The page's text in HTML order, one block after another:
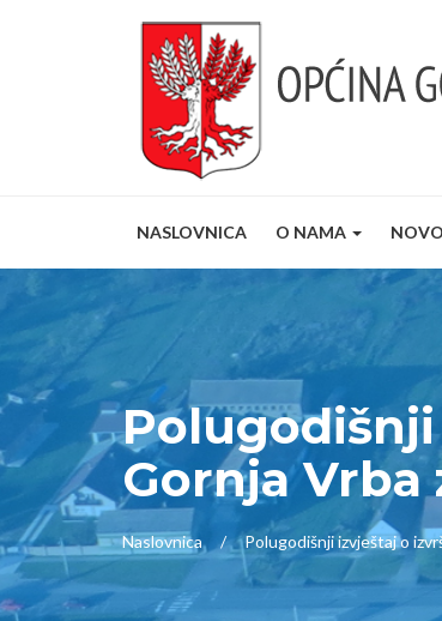
NASLOVNICA O NAMA
Gornja Vrba
Naslovnica Polugodišnji izvještaj o